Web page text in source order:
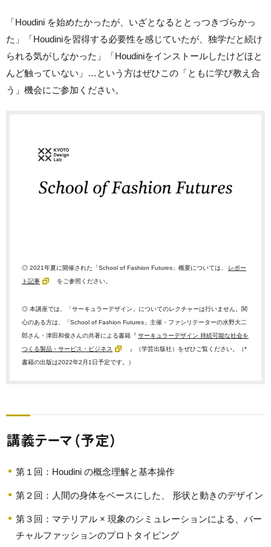
「Houdini を始めたかったが、いざとなるととっつきづらかっ
た」「Houdiniを習得する必要性を感じていたが、独学だと続け
られる気がしなかった」「Houdiniをインストールしたけどほと
んど触っていない」…という方はぜひこの「ともに学び教え合
う」機会にご参加ください。
◎ 2021年夏に開催された「School of Fashion Futures」概要については、
レポー
ト記事
をご参照ください。
◎ 本講座では、「サーキュラーデザイン」についてのレクチャーは行いません。関
心のある方は、「School of Fashion Futures」主催・ファシリテーターの水野大二
郎さん・津田和俊さんの共著による書籍『 サーキュラーデザイン 持続可能な社会を
つくる製品・サービス・ビジネス
』（学芸出版社）をぜひご覧ください。（*
書籍の出版は2022年2月1日予定です。）
講義テーマ（予定）
第１回：Houdini の概念理解と基本操作
第２回：人間の身体をベースにした、 形状と動きのデザイン
第３回：マテリアル × 現象のシミュレーションによる、バー
チャルファッションのプロトタイピング